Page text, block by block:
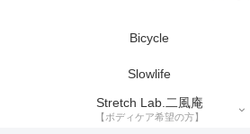
Bicycle
Slowlife
Stretch Lab.二風庵
【ボディケア希望の方】